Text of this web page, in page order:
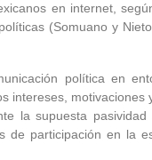
en internet,
(Somuano y
política en
la supuesta
participación en la